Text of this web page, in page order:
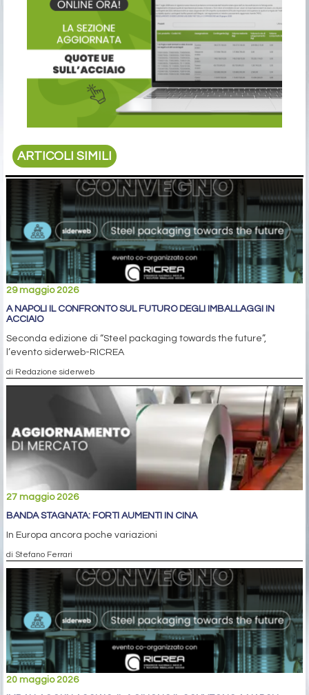
ARTICOLI SIMILI
29 maggio 2026
A NAPOLI IL CONFRONTO SUL FUTURO DEGLI IMBALLAGGI IN
ACCIAIO
Seconda edizione di “Steel packaging towards the future”,
l’evento siderweb-RICREA
di Redazione siderweb
27 maggio 2026
BANDA STAGNATA: FORTI AUMENTI IN CINA
In Europa ancora poche variazioni
di Stefano Ferrari
20 maggio 2026